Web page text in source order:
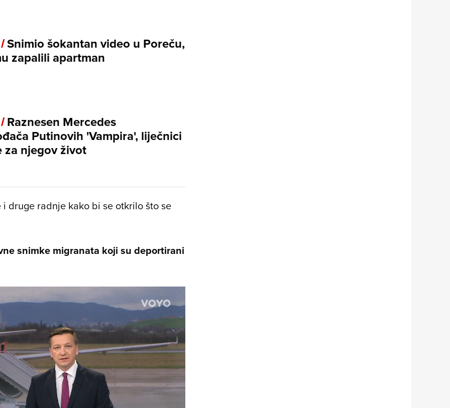
Snimio šokantan video u Poreču,
zapalili apartman
Raznesen Mercedes
Putinovih 'Vampira', liječnici
za njegov život
druge radnje kako bi se otkrilo što se
snimke migranata koji su deportirani